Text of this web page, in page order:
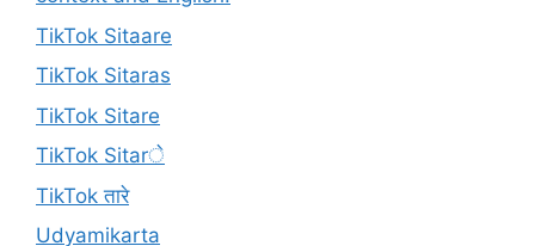
TikTok Sitaare
TikTok Sitaras
TikTok Sitare
TikTok Sitarे
TikTok तारे
Udyamikarta